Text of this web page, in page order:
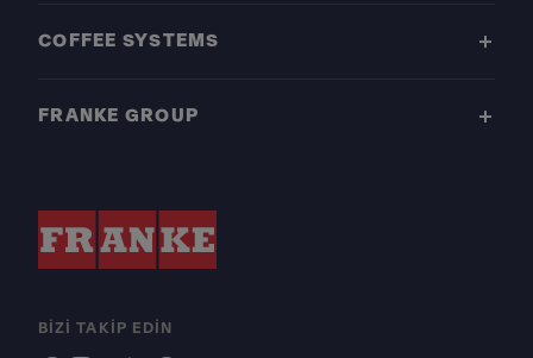
COFFEE SYSTEMS
FRANKE GROUP
BIZI TAKIP EDIN